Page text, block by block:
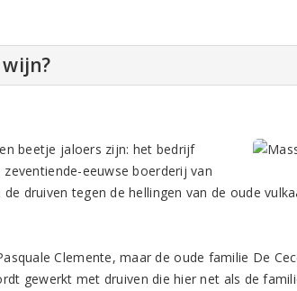
beetje jaloers zijn: het bedrijf
eeuwse boerderij van
druiven tegen de hellingen van de oude
Clemente, maar de oude familie De
gewerkt met druiven die hier net als de